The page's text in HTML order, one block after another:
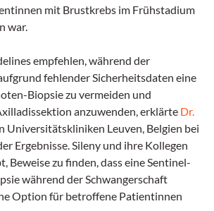
mit Brustkrebs im Frühstadium
war.
empfehlen, während der
fehlender Sicherheitsdaten eine
Biopsie zu vermeiden und
anzuwenden, erklärte Dr.
Universitätskliniken Leuven, Belgien bei
Ergebnisse. Sileny und ihre Kollegen
Beweise zu finden, dass eine Sentinel-
während der Schwangerschaft
Option für betroffene Patientinnen